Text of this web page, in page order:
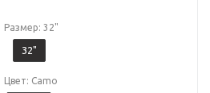
Размер: 32"
32"
Цвет: Camo